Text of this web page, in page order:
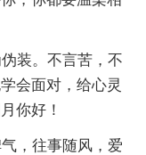
装。不言苦，不
会面对，给心灵
你好！
，往事随风，爱